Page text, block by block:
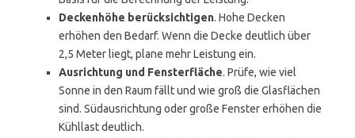
Deckenhöhe berücksichtigen. Hohe Decken
erhöhen den Bedarf. Wenn die Decke deutlich über
2,5 Meter liegt, plane mehr Leistung ein.
Ausrichtung und Fensterfläche. Prüfe, wie viel
Sonne in den Raum fällt und wie groß die Glasflächen
sind. Südausrichtung oder große Fenster erhöhen die
Kühllast deutlich.